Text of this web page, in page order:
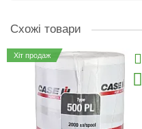
Схожі товари
Хіт продаж